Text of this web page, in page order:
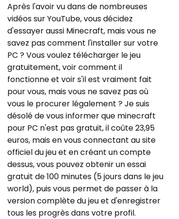
Après l'avoir vu dans de nombreuses
vidéos sur YouTube, vous décidez
d'essayer aussi Minecraft, mais vous ne
savez pas comment l'installer sur votre
PC ? Vous voulez télécharger le jeu
gratuitement, voir comment il
fonctionne et voir s'il est vraiment fait
pour vous, mais vous ne savez pas où
vous le procurer légalement ? Je suis
désolé de vous informer que minecraft
pour PC n'est pas gratuit, il coûte 23,95
euros, mais en vous connectant au site
officiel du jeu et en créant un compte
dessus, vous pouvez obtenir un essai
gratuit de 100 minutes (5 jours dans le jeu
world), puis vous permet de passer à la
version complète du jeu et d'enregistrer
tous les progrès dans votre profil.